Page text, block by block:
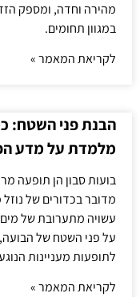
מהירה וחדה, ומספק
במגוון תחומים.
לקריאת המאמר »
הבנת פני השטח:
מלמדת על מדע
בועות סבון הן תופעה
מדובר בכדורים של
עשויה מתערובת של
על פני השטח של
לתופעות מעניינות
לקריאת המאמר »